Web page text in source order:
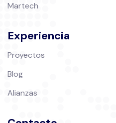
Martech
Experiencia
Proyectos
Blog
Alianzas